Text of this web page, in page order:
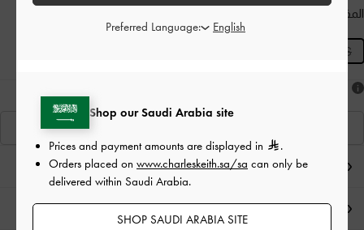
المقاس:
XS
ملاحظات المحرر
تفاصيل المنتج
Shop our Saudi Arabia site
Prices and payment amounts are displayed in
.
Orders placed on www.charleskeith.sa/sa can only be
delivered within Saudi Arabia.
SHOP SAUDI ARABIA SITE
Preferred Language: